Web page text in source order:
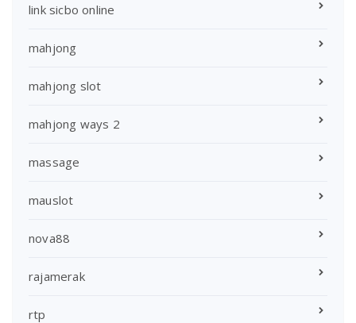
link sicbo online
mahjong
mahjong slot
mahjong ways 2
massage
mauslot
nova88
rajamerak
rtp